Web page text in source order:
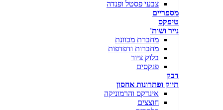
צבעי פסטל ופנדה
מספריים
טיפקס
נייר ושות'
מחברת מכוונת
מחברות ודפדפות
בלוק ציור
פנקסים
דבק
תיוק ופתרונות אחסון
אינדקס והרמוניקה
חוצצים